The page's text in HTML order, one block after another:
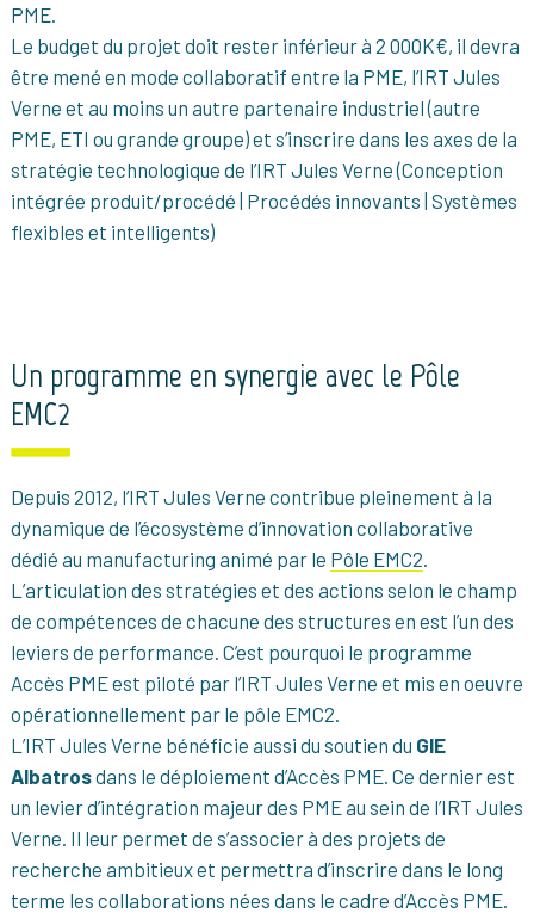
PME.
Le budget du projet doit rester inférieur à 2 000K€, il devra
être mené en mode collaboratif entre la PME, l’IRT Jules
Verne et au moins un autre partenaire industriel (autre
PME, ETI ou grande groupe) et s’inscrire dans les axes de la
stratégie technologique de l’IRT Jules Verne (Conception
intégrée produit/procédé | Procédés innovants | Systèmes
flexibles et intelligents)
Un programme en synergie avec le Pôle
EMC2
Depuis 2012, l’IRT Jules Verne contribue pleinement à la
dynamique de l’écosystème d’innovation collaborative
dédié au manufacturing animé par le Pôle EMC2.
L’articulation des stratégies et des actions selon le champ
de compétences de chacune des structures en est l’un des
leviers de performance. C’est pourquoi le programme
Accès PME est piloté par l’IRT Jules Verne et mis en oeuvre
opérationnellement par le pôle EMC2.
L’IRT Jules Verne bénéficie aussi du soutien du GIE
Albatrosdans le déploiement d’Accès PME. Ce dernier est
un levier d’intégration majeur des PME au sein de l’IRT Jules
Verne. Il leur permet de s’associer à des projets de
recherche ambitieux et permettra d’inscrire dans le long
terme les collaborations nées dans le cadre d’Accès PME.